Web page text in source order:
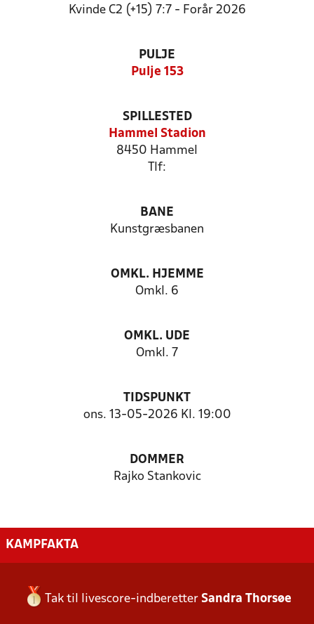
Kvinde C2 (+15) 7:7 - Forår 2026
PULJE
Pulje 153
SPILLESTED
Hammel Stadion
8450 Hammel
Tlf:
BANE
Kunstgræsbanen
OMKL. HJEMME
Omkl. 6
OMKL. UDE
Omkl. 7
TIDSPUNKT
ons. 13-05-2026 Kl. 19:00
DOMMER
Rajko Stankovic
KAMPFAKTA
Tak til livescore-indberetter Sandra Thorsøe